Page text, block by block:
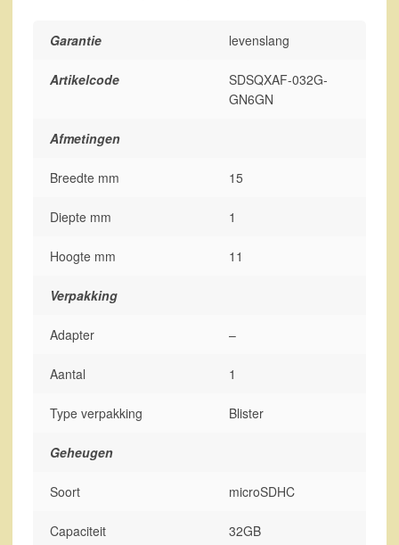
Garantie levenslang
Artikelcode
SDSQXAF-032G-
GN6GN
Afmetingen
Breedte mm 15
Diepte mm 1
Hoogte mm 11
Verpakking
Adapter –
Aantal 1
Type verpakking Blister
Geheugen
Soort microSDHC
Capaciteit 32GB